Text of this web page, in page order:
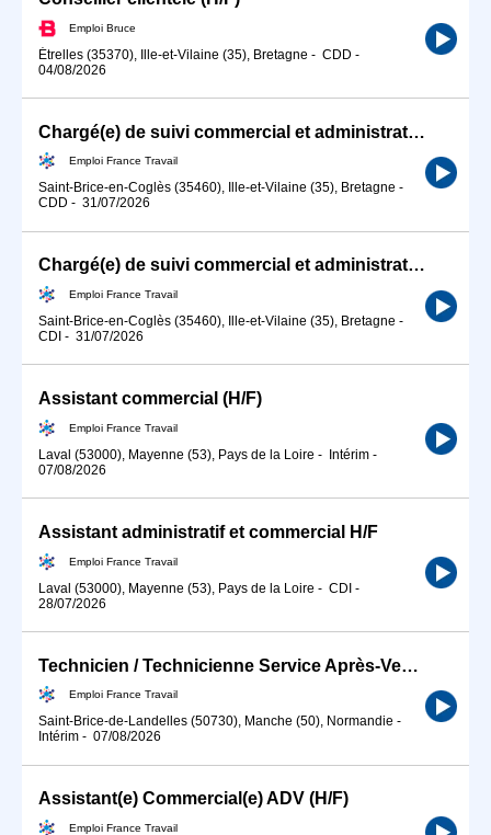
Emploi Bruce
Étrelles (35370), Ille-et-Vilaine (35), Bretagne - CDD -
04/08/2026
Chargé(e) de suivi commercial et administration des ventes (H/F)
Emploi France Travail
Saint-Brice-en-Coglès (35460), Ille-et-Vilaine (35), Bretagne -
CDD - 31/07/2026
Chargé(e) de suivi commercial et administration des ventes (H/F)
Emploi France Travail
Saint-Brice-en-Coglès (35460), Ille-et-Vilaine (35), Bretagne -
CDI - 31/07/2026
Assistant commercial (H/F)
Emploi France Travail
Laval (53000), Mayenne (53), Pays de la Loire - Intérim -
07/08/2026
Assistant administratif et commercial H/F
Emploi France Travail
Laval (53000), Mayenne (53), Pays de la Loire - CDI -
28/07/2026
Technicien / Technicienne Service Après-Vente (SAV) en climatisat (H/F)
Emploi France Travail
Saint-Brice-de-Landelles (50730), Manche (50), Normandie -
Intérim - 07/08/2026
Assistant(e) Commercial(e) ADV (H/F)
Emploi France Travail